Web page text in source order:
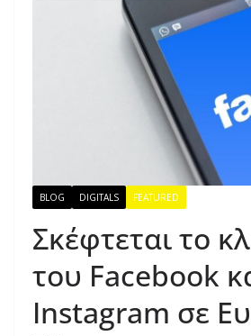
BLOG DIGITALS FEATURED
Σκέφτεται το
του Facebook
Instagram σε